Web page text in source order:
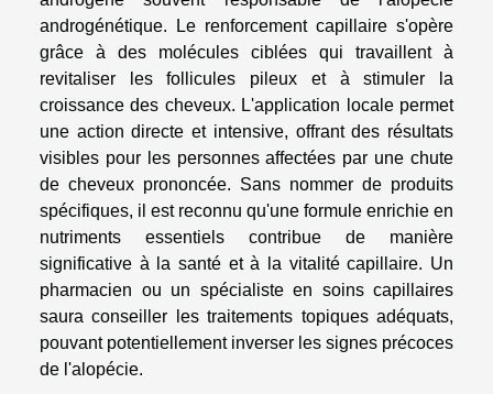
androgénétique. Le renforcement capillaire s'opère
grâce à des molécules ciblées qui travaillent à
revitaliser les follicules pileux et à stimuler la
croissance des cheveux. L'application locale permet
une action directe et intensive, offrant des résultats
visibles pour les personnes affectées par une chute
de cheveux prononcée. Sans nommer de produits
spécifiques, il est reconnu qu'une formule enrichie en
nutriments essentiels contribue de manière
significative à la santé et à la vitalité capillaire. Un
pharmacien ou un spécialiste en soins capillaires
saura conseiller les traitements topiques adéquats,
pouvant potentiellement inverser les signes précoces
de l'alopécie.